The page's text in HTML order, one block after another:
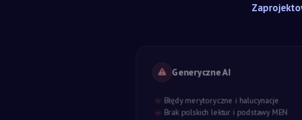
Generyczne AI
Błędy merytoryczne i halucynacje
Brak polskich lektur i podstawy MEN